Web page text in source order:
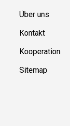
Über uns
Kontakt
Kooperation
Sitemap